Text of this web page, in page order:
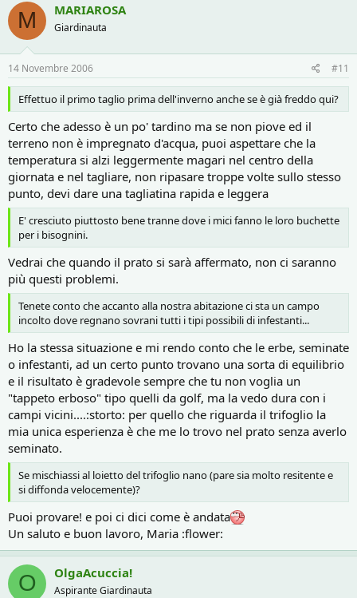
M MARIAROSA
Giardinauta
14 Novembre 2006 #11
Effettuo il primo taglio prima dell'inverno anche se è già freddo qui?
Certo che adesso è un po' tardino ma se non piove ed il
terreno non è impregnato d'acqua, puoi aspettare che la
temperatura si alzi leggermente magari nel centro della
giornata e nel tagliare, non ripasare troppe volte sullo stesso
punto, devi dare una tagliatina rapida e leggera
E' cresciuto piuttosto bene tranne dove i mici fanno le loro buchette
per i bisognini.
Vedrai che quando il prato si sarà affermato, non ci saranno
più questi problemi.
Tenete conto che accanto alla nostra abitazione ci sta un campo
incolto dove regnano sovrani tutti i tipi possibili di infestanti...
Ho la stessa situazione e mi rendo conto che le erbe, seminate
o infestanti, ad un certo punto trovano una sorta di equilibrio
e il risultato è gradevole sempre che tu non voglia un
"tappeto erboso" tipo quelli da golf, ma la vedo dura con i
campi vicini....:storto: per quello che riguarda il trifoglio la
mia unica esperienza è che me lo trovo nel prato senza averlo
seminato.
Se mischiassi al loietto del trifoglio nano (pare sia molto resitente e
si diffonda velocemente)?
Puoi provare! e poi ci dici come è andata
Un saluto e buon lavoro, Maria :flower:
O OlgaAcuccia!
Aspirante Giardinauta